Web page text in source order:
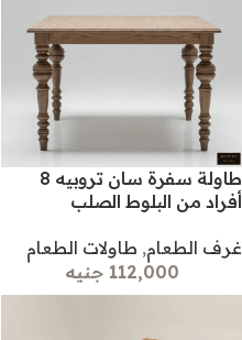
طاولة سفرة سان تروبيه 8
أفراد من البلوط الصلب
غرف الطعام, طاولات الطعام
112,000 جنيه